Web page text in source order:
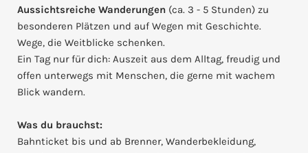
Aussichtsreiche Wanderungen (ca. 3 - 5 Stunden) zu
besonderen Plätzen und auf Wegen mit Geschichte.
Wege, die Weitblicke schenken.
Ein Tag nur für dich: Auszeit aus dem Alltag, freudig und
offen unterwegs mit Menschen, die gerne mit wachem
Blick wandern.
Was du brauchst:
Bahnticket bis und ab Brenner, Wanderbekleidung,